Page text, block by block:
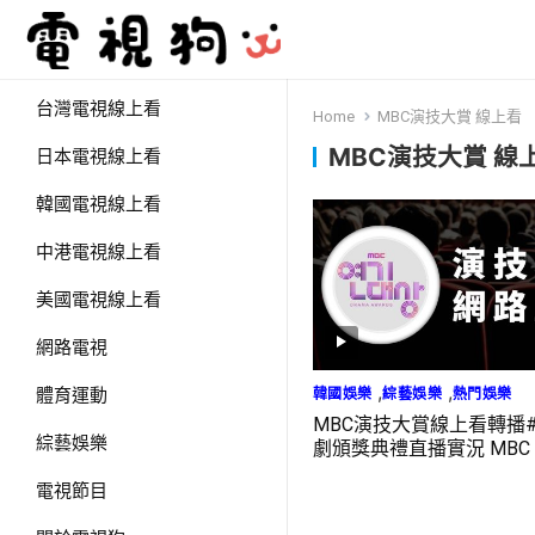
台灣電視線上看
日本電視線上看
韓國電視線上看
中港電視線上看
美國電視線上看
網路電視
體育運動
綜藝娛樂
電視節目
Home MBC演技大賞 線上看
MBC演技大賞 線
韓國娛樂 ,綜藝娛樂,熱門娛樂
MBC演技大賞線上看轉播
劇頒獎典禮直播實況 MBC